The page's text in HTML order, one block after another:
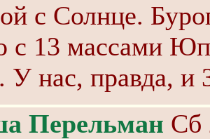
с Солнце.
с 13 массами
У нас, правда, и
Перельман Сб